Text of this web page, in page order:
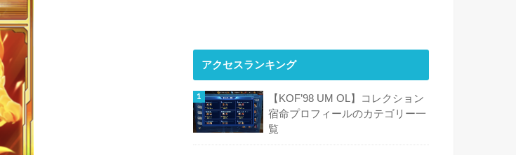
アクセスランキング
【KOF’98 UM OL】コレクション
宿命プロフィールのカテゴリー一
覧